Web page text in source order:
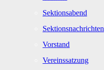
Sektionsabend
Sektionsnachrichten
Vorstand
Vereinssatzung